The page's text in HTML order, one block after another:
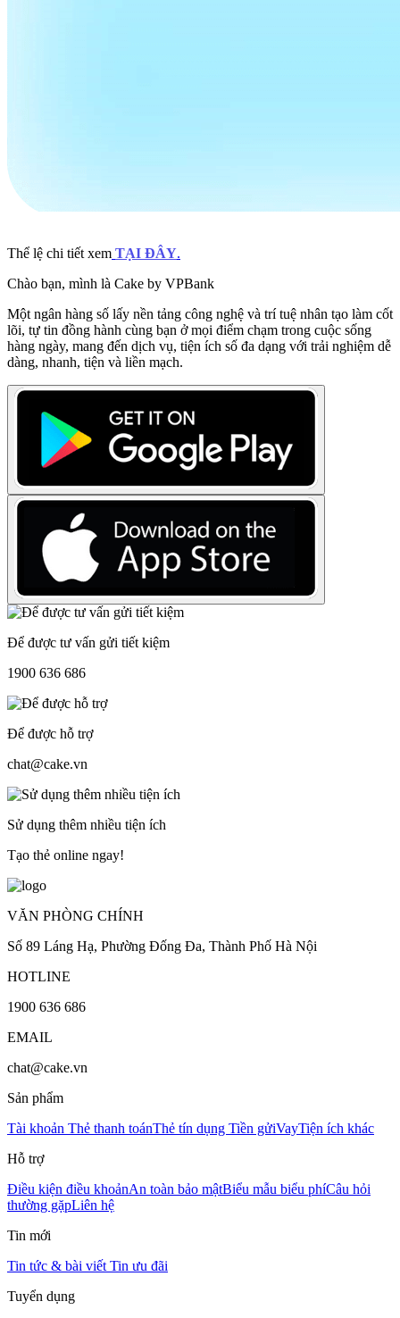
Thể lệ chi tiết xem TẠI ĐÂY.
Chào bạn, mình là Cake by VPBank
Một ngân hàng số lấy nền tảng công nghệ và trí tuệ nhân tạo làm cốt
lõi, tự tin đồng hành cùng bạn ở mọi điểm chạm trong cuộc sống
hàng ngày, mang đến dịch vụ, tiện ích số đa dạng với trải nghiệm dễ
dàng, nhanh, tiện và liền mạch.
Để được tư vấn gửi tiết kiệm
1900 636 686
Để được hỗ trợ
chat@cake.vn
Sử dụng thêm nhiều tiện ích
Tạo thẻ online ngay!
VĂN PHÒNG CHÍNH
Số 89 Láng Hạ, Phường Đống Đa, Thành Phố Hà Nội
HOTLINE
1900 636 686
EMAIL
chat@cake.vn
Sản phẩm
Tài khoản Thẻ thanh toánThẻ tín dụng Tiền gửiVayTiện ích khác
Hỗ trợ
Điều kiện điều khoảnAn toàn bảo mậtBiểu mẫu biểu phíCâu hỏi
thường gặpLiên hệ
Tin mới
Tin tức & bài viết Tin ưu đãi
Tuyển dụng